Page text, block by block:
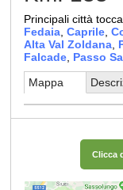
Principali città
Fedaia ,Caprile ,
Alta Val Zoldana
Falcade Passo
Mappa
Clicca